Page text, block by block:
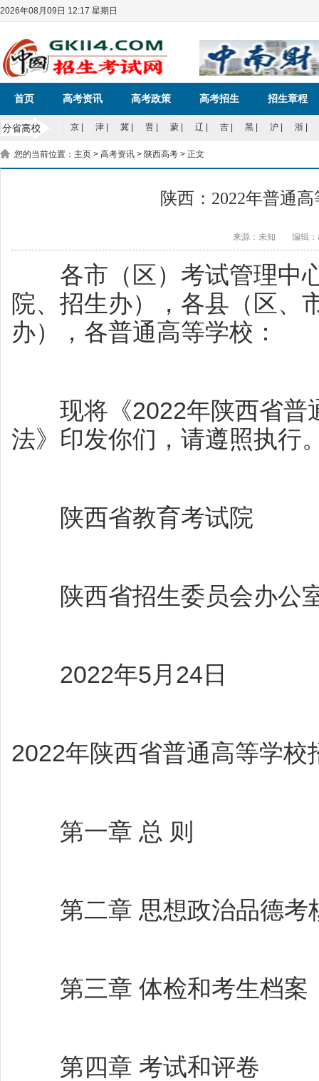
2026年08月09日 12:17 星期日
首页 高考资讯 高考政策 高考招生 招生章程
京| 津| 冀| 晋| 蒙| 辽 吉| 黑| 沪| 浙|
您的当前位置： 主页 > 高考资讯 > 陕西高考 > 正文
陕西：2022年普通
来源：未知 编辑
各市（区）考试管理中
院、招生办），各县（区、
办），各普通高等学校：
现将《2022年陕西省普
法》印发你们，请遵照执行
陕西省教育考试院
陕西省招生委员会办公
2022年5月24日
2022年陕西省普通高等学校
第一章 总 则
第二章 思想政治品德考
第三章 体检和考生档案
第四章 考试和评卷